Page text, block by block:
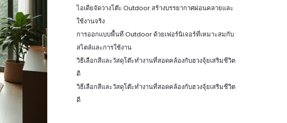
ไอเดียจัดวางโต๊ะ Outdoor สร้างบรรยากาศผ่อนคลายและ
ใช้งานจริง
การออกแบบพื้นที่ Outdoor ด้วยเฟอร์นิเจอร์ที่เหมาะสมกับ
สไตล์และการใช้งาน
วิธีเลือกสีและวัสดุโต๊ะทำงานที่สอดคล้องกับฮวงจุ้ยเสริมชีวิต
ดี
วิธีเลือกสีและวัสดุโต๊ะทำงานที่สอดคล้องกับฮวงจุ้ยเสริมชีวิต
ดี